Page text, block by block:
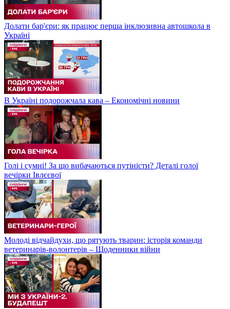
Долати бар'єри: як працює перша інклюзивна автошкола в
Україні
В Україні подорожчала кава – Економічні новини
Голі і сумні! За що вибачаються путіністи? Деталі голої
вечірки Івлєєвої
Молоді відчайдухи, що рятують тварин: історія команди
ветеринарів-волонтерів – Щоденники війни